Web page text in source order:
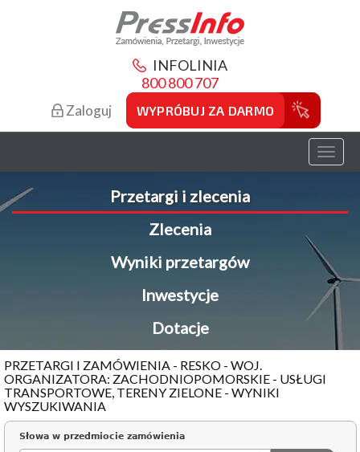
INFOLINIA
800 800 707
Zaloguj WYPRÓBUJ ZA DARMO
Toggle
Przetargi i zlecenia
Zlecenia
Wyniki przetargów
Inwestycje
Dotacje
PRZETARGI I ZAMÓWIENIA - RESKO - WOJ.
ORGANIZATORA: ZACHODNIOPOMORSKIE - USŁUGI
TRANSPORTOWE, TERENY ZIELONE - WYNIKI
WYSZUKIWANIA
Słowa w przedmiocie zamówienia